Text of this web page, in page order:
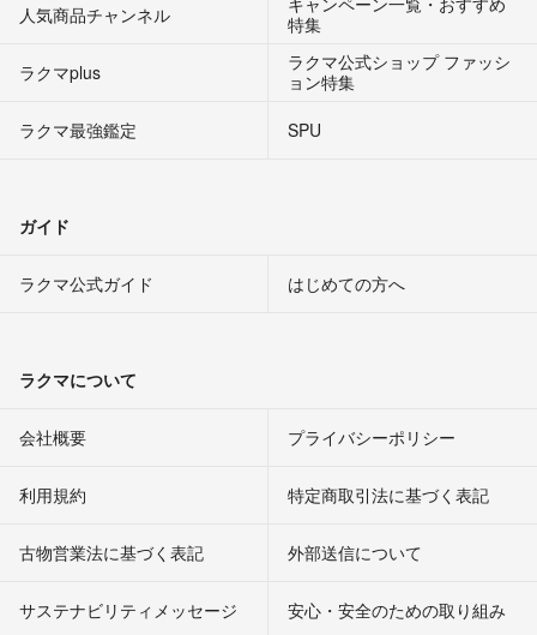
人気商品チャンネル
特集
ラクマplus
ラクマ公式ショップ ファッシ
ョン特集
ラクマ最強鑑定
SPU
ガイド
ラクマ公式ガイド はじめての方へ
ラクマについて
会社概要 プライバシーポリシー
利用規約 特定商取引法に基づく表記
古物営業法に基づく表記 外部送信について
サステナビリティメッセージ 安心・安全のための取り組み